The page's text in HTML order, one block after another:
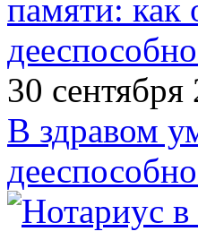
30 сентября
В здравом